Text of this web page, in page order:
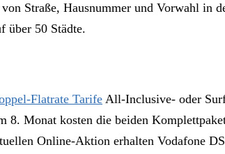
Straße, Hausnummer und Vorwahl in
über 50 Städte.
Flatrate TarifeAll-Inclusive- oder
Monat kosten die beiden
Online-Aktion erhalten Vodafone